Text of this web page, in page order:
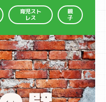
育児スト
レス
親
子